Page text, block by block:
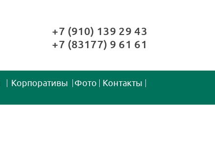
+7 (910) 139 29 43
+7 (83177) 9 61 61
Корпоративы Фото Контакты